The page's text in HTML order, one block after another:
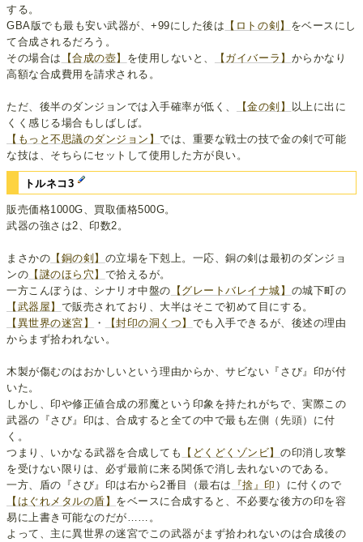
する。
GBA版でも最も安い武器が、+99にした後は 【ロトの剣】 をベースにし
て合成されるだろう。
その場合は
【合成の壺】 を使用しないと、 【ガイバーラ】 からかなり
高額な合成費用を請求される。
ただ、後半のダンジョンでは入手確率が低く、 【金の剣】 以上に出に
くく感じる場合もしばしば。
【もっと不思議のダンジョン】では、重要な戦士の技で金の剣で可能
な技は、そちらにセットして使用した方が良い。
トルネコ3
販売価格1000G、買取価格500G。
武器の強さは2、印数2。
まさかの 【銅の剣】 の立場を下剋上。一応、銅の剣は最初のダンジョ
ンの 【謎のほら穴】 で拾えるが。
一方こんぼうは、シナリオ中盤の 【グレートバレイナ城】 の城下町の
【武器屋】 で販売されており、大半はそこで初めて目にする。
【異世界の迷宮】
・ 【封印の洞くつ】 でも入手できるが、後述の理由
からまず拾われない。
木製が傷むのはおかしいという理由からか、サビない『さび』印が付
いた。
しかし、印や修正値合成の邪魔という印象を持たれがちで、実際この
武器の『さび』印は、合成すると全ての中で最も左側（先頭）に付
く。
つまり、いかなる武器を合成しても
【どくどくゾンビ】の印消し攻撃
を受けない限りは、必ず最前に来る関係で消し去れないのである。
一方、盾の『さび』印は右から2番目（最右は
『捨』印 ）に付くので
【はぐれメタルの盾】 をベースに合成すると、不必要な後方の印を容
易に上書き可能なのだが……。
よって、主に異世界の迷宮でこの武器がまず拾われないのは合成後の